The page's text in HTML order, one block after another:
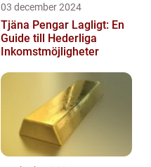
03 december 2024
Tjäna Pengar Lagligt: En
Guide till Hederliga
Inkomstmöjligheter